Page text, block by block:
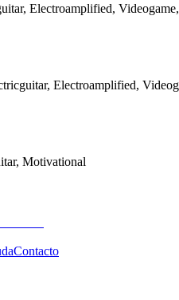
Electroamplified,
Electroamplified,
Motivational
Contacto